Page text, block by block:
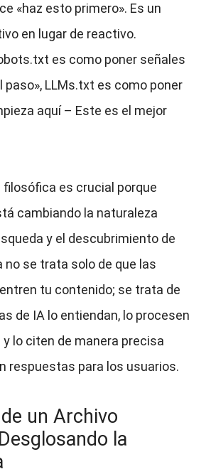
«haz esto primero». Es un
en lugar de reactivo.
es como poner señales
paso», LLMs.txt es como poner
aquí – Este es el mejor
es crucial porque
cambiando la naturaleza
y el descubrimiento de
no se trata solo de que las
tu contenido; se trata de
de IA lo entiendan, lo procesen
lo citen de manera precisa
respuestas para los usuarios.
un Archivo
la